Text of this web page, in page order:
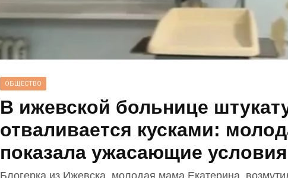
ОБЩЕСТВО
В ижевской больнице
отваливается кусками:
показала ужасающие условия
Блогерка из Ижевска, молодая мама Екатерина,